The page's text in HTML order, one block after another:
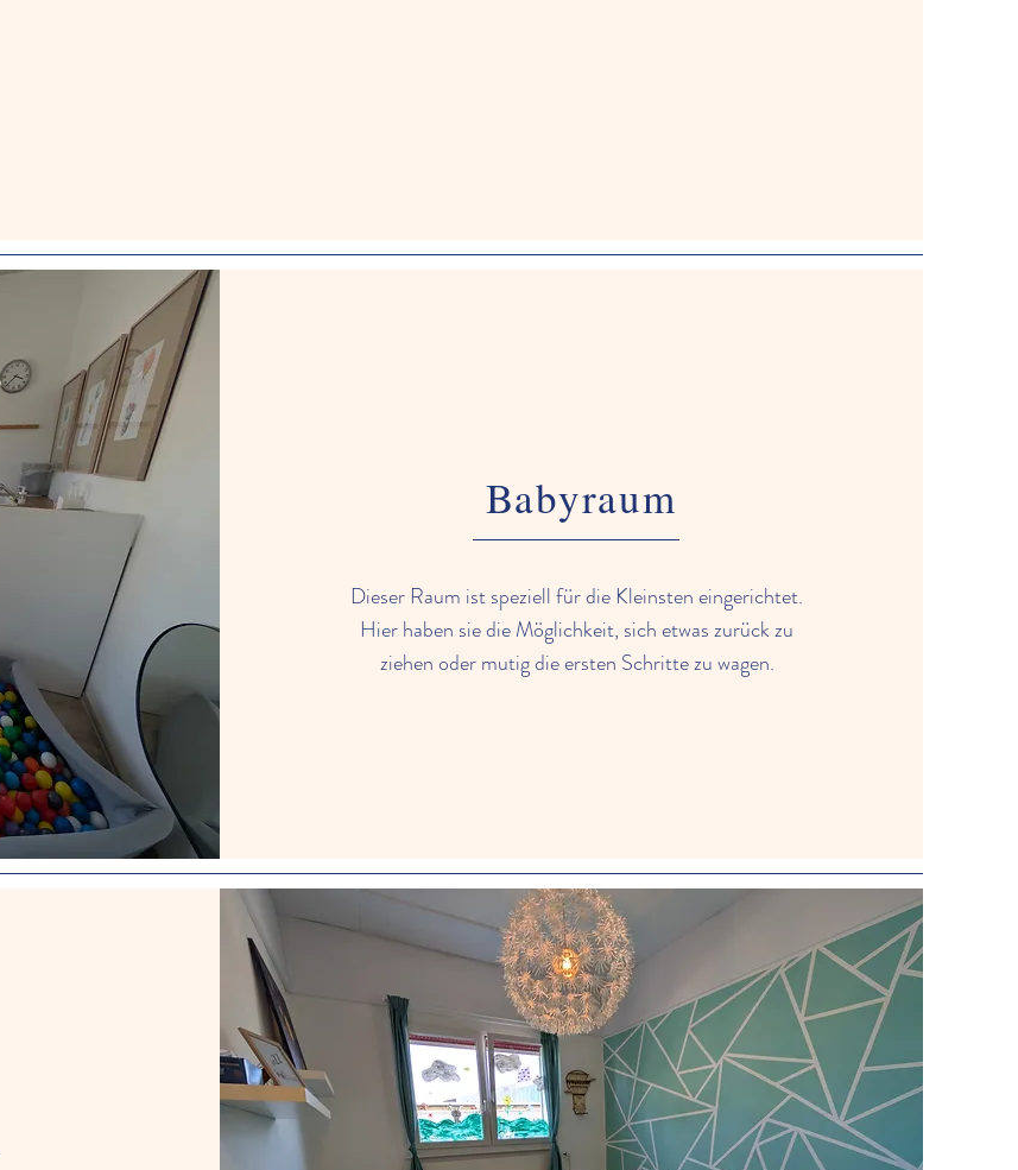
Babyraum
Dieser Raum ist speziell für die Kleinsten eingerichtet.
Hier haben sie die Möglichkeit, sich etwas zurück zu
ziehen oder mutig die ersten Schritte zu wagen.